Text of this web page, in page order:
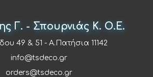
Γ. - Σπουρνιάς Κ. Ο.Ε.
49 & 51 - Α.Πατήσια 11142
info@tsdeco.gr
orders@tsdeco.gr